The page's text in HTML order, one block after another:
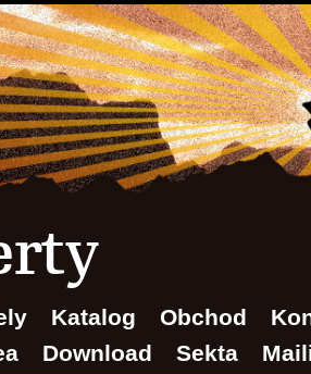
Katalog Obchod
Download Sekta